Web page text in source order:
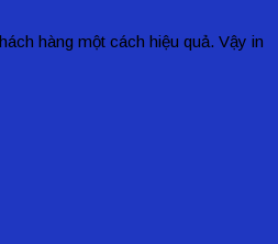
hàng một cách hiệu quả. Vậy in